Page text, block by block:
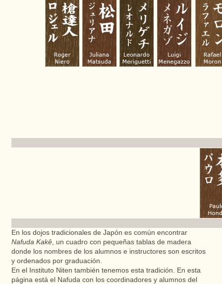
En los dojos tradicionales de Japón es común encontrar
Nafuda Kakê, un cuadro con pequeñas tablas de madera
donde los nombres de los alumnos e instructores son escritos
y ordenados por graduación.
En el Instituto Niten también tenemos esta tradición. En esta
página está el Nafuda con los coordinadores y alumnos del